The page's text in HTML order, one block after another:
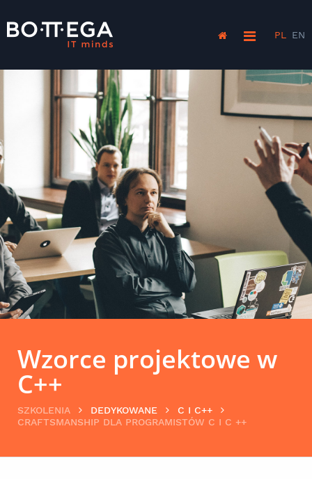
PL EN
Wzorce projektowe w
C++
SZKOLENIA DEDYKOWANE
C I C++
CRAFTSMANSHIP DLA PROGRAMISTÓW C I C ++